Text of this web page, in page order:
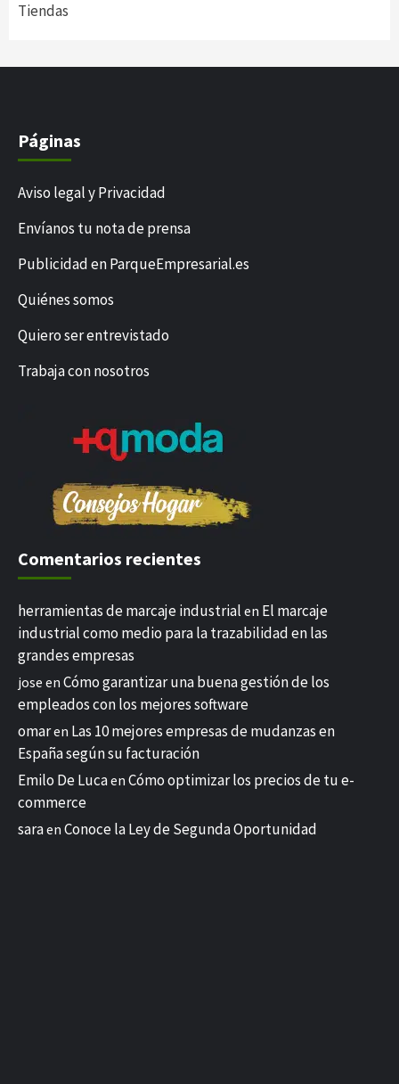
Tiendas
Páginas
Aviso legal y Privacidad
Envíanos tu nota de prensa
Publicidad en ParqueEmpresarial.es
Quiénes somos
Quiero ser entrevistado
Trabaja con nosotros
Comentarios recientes
herramientas de marcaje industrial en El marcaje
industrial como medio para la trazabilidad en las
grandes empresas
jose en Cómo garantizar una buena gestión de los
empleados con los mejores software
omaren Las 10 mejores empresas de mudanzas en
España según su facturación
Emilo De Lucaen Cómo optimizar los precios de tu e-
commerce
saraen Conoce la Ley de Segunda Oportunidad